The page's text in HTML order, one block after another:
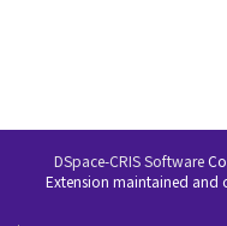
DSpace-CRIS Software
Extension maintained